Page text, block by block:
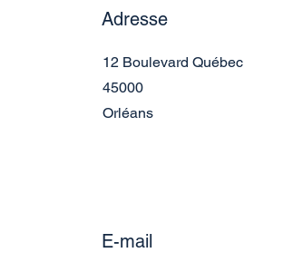
Adresse
12 Boulevard Québec
45000
Orléans
E-mail